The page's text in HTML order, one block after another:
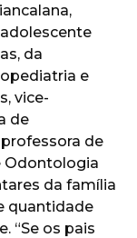
da
e
vice-
de
de
Odontologia
da família
quantidade
“Se os pais